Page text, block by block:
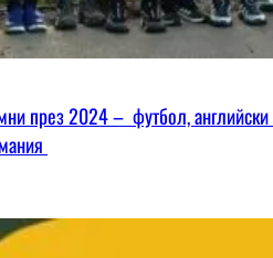
през 2024 – футбол,